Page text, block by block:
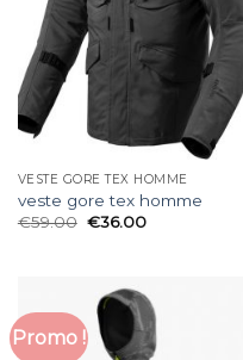
VESTE GORE TEX HOMME
veste gore tex homme
€59.00 €36.00
Promo !